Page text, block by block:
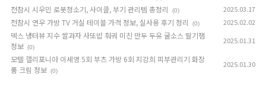
전참시 시우민 로봇청소기, 사이클, 부기 관리템 총정리 (0) 2025.03.17
전참시 연우 가방 TV 거실 테이블 가격 정보, 실사용 후기 정리 (0) 2025.02.02
덱스 냉터뷰 지수 쌀과자 사또밥 훠궈 미친 만두 두유 굴소스 딸기잼
정보 (0)
2025.01.31
모텔 캘리포니아 이세영 5회 부츠 가방 6회 지강희 피부관리기 화장
품 크림 정보 (0)
2025.01.30